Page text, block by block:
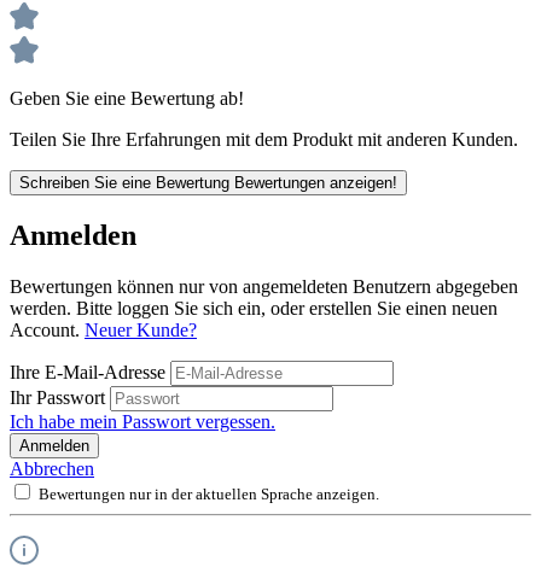
Geben Sie eine Bewertung ab!
Teilen Sie Ihre Erfahrungen mit dem Produkt mit anderen Kunden.
Schreiben Sie eine Bewertung Bewertungen anzeigen!
Anmelden
Bewertungen können nur von angemeldeten Benutzern abgegeben
werden. Bitte loggen Sie sich ein, oder erstellen Sie einen neuen
Account. Neuer Kunde?
Ihre E-Mail-Adresse
Ihr Passwort
Ich habe mein Passwort vergessen.
Anmelden
Abbrechen
Bewertungen nur in der aktuellen Sprache anzeigen.